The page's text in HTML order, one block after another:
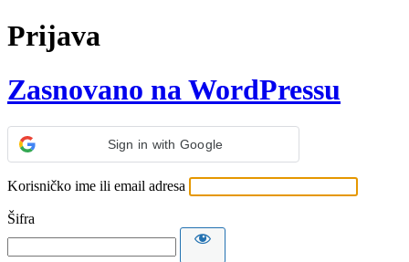
Prijava
Zasnovano na WordPressu
Sign in with Google
Korisničko ime ili email adresa
Šifra